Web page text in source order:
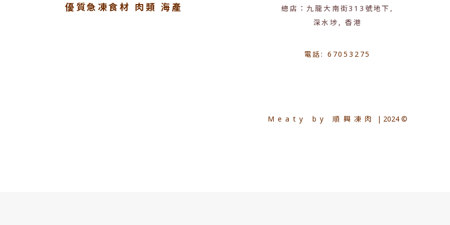
優質急凍食材 肉類 海產
總店：九龍大南街313號地下,
深水埗, 香港
電話: 67053275
Meaty by 順興凍肉 | 2024 ©